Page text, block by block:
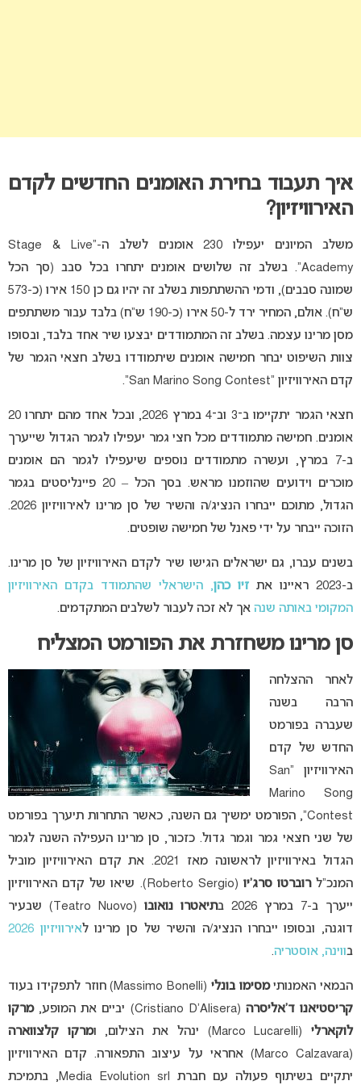
איך תעבוד בחירת האומנים החדשים לקדם
האירוויזיון?
משלב המיונים יעפילו 230 אומנים לשלב ה-“Stage & Live
Academy”. בשלב זה שלושים אומנים יתחרו בכל סבב (סך הכל
שמונה סבבים), ודמי ההשתתפות בשלב זה יהיו גם כן 150 אירו (כ-573
ש”ח). אולם, המחיר ירד ל-50 אירו (כ-190 ש”ח) בלבד עבור משתתפים
מסן מרינו עצמה. בשלב זה המתמודדים יבצעו שיר אחד בלבד, ובסופו
צוות השיפוט יבחר חמישה אומנים שיתמודדו בשלב חצאי הגמר של
קדם האירוויזיון “San Marino Song Contest”.
חצאי הגמר יתקיימו ב־3 וב־4 במרץ 2026, ובכל אחד מהם יתחרו 20
אומנים. חמישה מתמודדים מכל חצי גמר יעפילו לגמר הגדול שייערך
ב-7 במרץ, ועשרה מתמודדים נוספים שיעפילו לגמר הם אומנים
מוכרים וידועים שהוזמנו מראש. בסך הכל – 20 פיינליסטים בגמר
הגדול, מתוכם ייבחרו הנציג/ה והשיר של סן מרינו לאירוויזיון 2026.
הזוכה ייבחר על ידי פאנל של חמישה שופטים.
בשנים עברו, גם ישראלים הגישו שיר לקדם האירוויזיון של סן מרינו.
ב-2023 ראיינו את
זיו כהן, הישראלי שהתמודד בקדם האירוויזיון
המקומי באותה שנה אך לא זכה לעבור לשלבים המתקדמים.
סן מרינו משחזרת את הפורמט המצליח
לאחר ההצלחה
הרבה בשנה
שעברה בפורמט
החדש של קדם
האירוויזיון “San
Marino Song
Contest”, הפורמט ימשיך גם השנה, כאשר התחרות תיערך בפורמט
של שני חצאי גמר וגמר גדול. כזכור, סן מרינו העפילה השנה לגמר
הגדול באירוויזיון לראשונה מאז 2021. את קדם האירוויזיון מוביל
המנכ”ל רוברטו סרג’יו
(Roberto Sergio). שיאו של קדם האירוויזיון
ייערך ב-7 במרץ 2026 ב
תיאטרו נואובו
(Teatro Nuovo) שבעיר
דוגנה, ובסופו ייבחרו הנציג/ה והשיר של סן מרינו לאירוויזיון 2026
בווינה, אוסטריה.
הבמאי האמנותימסימו בונלי (Massimo Bonelli) חוזר לתפקידו בעוד
קריסטיאנו ד’אליסרה (Cristiano D’Alisera) יביים את המופע,
מרקו
לוקארלי(Marco Lucarelli) ינהל את הצילום, ו
מרקו קלצווארה
(Marco Calzavara) אחראי על עיצוב התפאורה. קדם האירוויזיון
יתקיים בשיתוף פעולה עם חברת Media Evolution srl, בתמיכת